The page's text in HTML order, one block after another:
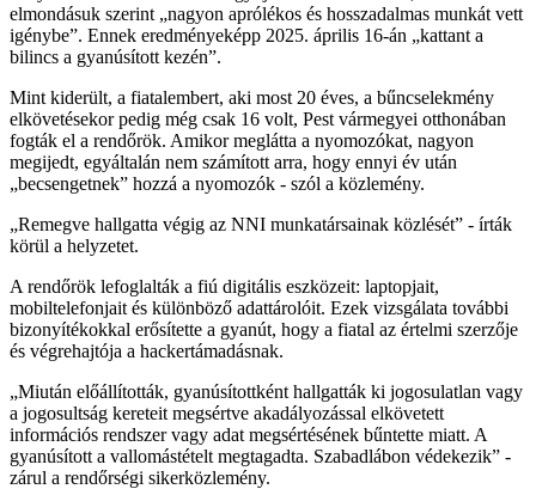
elmondásuk szerint „nagyon aprólékos és hosszadalmas munkát vett
igénybe”. Ennek eredményeképp 2025. április 16-án „kattant a
bilincs a gyanúsított kezén”.
Mint kiderült, a fiatalembert, aki most 20 éves, a bűncselekmény
elkövetésekor pedig még csak 16 volt, Pest vármegyei otthonában
fogták el a rendőrök. Amikor meglátta a nyomozókat, nagyon
megijedt, egyáltalán nem számított arra, hogy ennyi év után
„becsengetnek” hozzá a nyomozók - szól a közlemény.
„Remegve hallgatta végig az NNI munkatársainak közlését” - írták
körül a helyzetet.
A rendőrök lefoglalták a fiú digitális eszközeit: laptopjait,
mobiltelefonjait és különböző adattárolóit. Ezek vizsgálata további
bizonyítékokkal erősítette a gyanút, hogy a fiatal az értelmi szerzője
és végrehajtója a hackertámadásnak.
„Miután előállították, gyanúsítottként hallgatták ki jogosulatlan vagy
a jogosultság kereteit megsértve akadályozással elkövetett
információs rendszer vagy adat megsértésének bűntette miatt. A
gyanúsított a vallomástételt megtagadta. Szabadlábon védekezik” -
zárul a rendőrségi sikerközlemény.